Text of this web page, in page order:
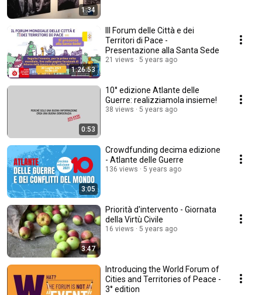
1:34
1:26:53
III Forum delle Città e dei
Territori di Pace -
Presentazione alla Santa Sede
21 views 5 years ago
0:53
10° edizione Atlante delle
Guerre: realizziamola insieme!
38 views 5 years ago
3:05
Crowdfunding decima edizione
- Atlante delle Guerre
136 views 5 years ago
3:47
Priorità d'intervento - Giornata
della Virtù Civile
16 views 5 years ago
Introducing the World Forum of
Cities and Territories of Peace -
3° edition